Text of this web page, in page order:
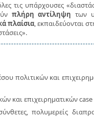
τις υπάρχουσες
πλήρη αντίληψη των
πλαίσια, εκπαιδεύονται
πολιτικών και
και επιχειρηματικών
πολυμερείς